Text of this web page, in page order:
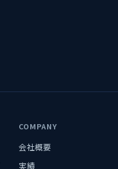
COMPANY
会社概要
実績